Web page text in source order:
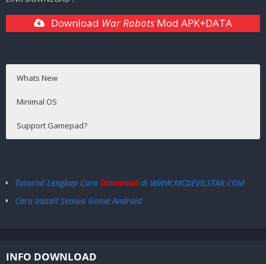
Download War Robots Mod APK+DATA
Whats New
Minimal OS
Support Gamepad?
Catatan: setelah pembaruan beberapa perangkat lama tidak
akan didukung lagi. Silakan baca artikel ini untuk lebih jelasnya:
Tutorial Lengkap Cara Downloaddi WWW.MCDEVILSTAR.COM
Cara Install Semua Game Android
INFO DOWNLOAD